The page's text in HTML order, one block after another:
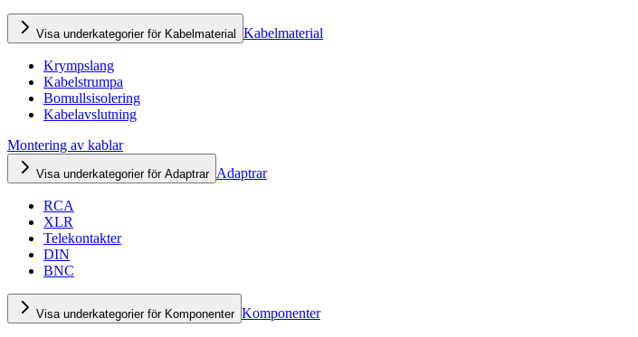
Visa underkategorier för Kabelmaterial Kabelmaterial
Krympslang
Kabelstrumpa
Bomullsisolering
Kabelavslutning
Montering av kablar
Visa underkategorier för Adaptrar Adaptrar
RCA
XLR
Telekontakter
DIN
BNC
Visa underkategorier för Komponenter Komponenter